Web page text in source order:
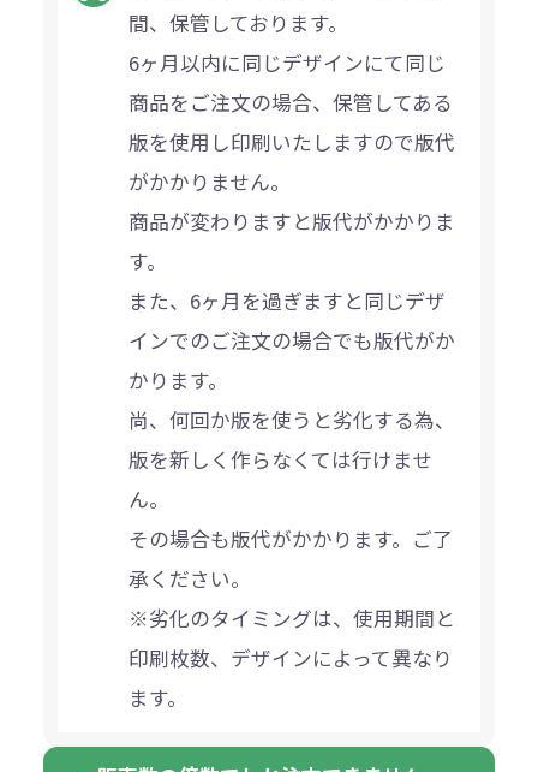
間、保管しております。
6ヶ月以内に同じデザインにて同じ
商品をご注文の場合、保管してある
版を使用し印刷いたしますので版代
がかかりません。
商品が変わりますと版代がかかりま
す。
また、6ヶ月を過ぎますと同じデザ
インでのご注文の場合でも版代がか
かります。
尚、何回か版を使うと劣化する為、
版を新しく作らなくては行けませ
ん。
その場合も版代がかかります。ご了
承ください。
※劣化のタイミングは、使用期間と
印刷枚数、デザインによって異なり
ます。